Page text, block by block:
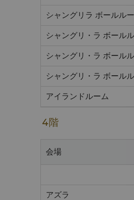
シャングリラ ボールル
シャングリ・ラ ボール
シャングリ・ラ ボール
シャングリ・ラ ボール
アイランドルーム
4階
会場
アズラ